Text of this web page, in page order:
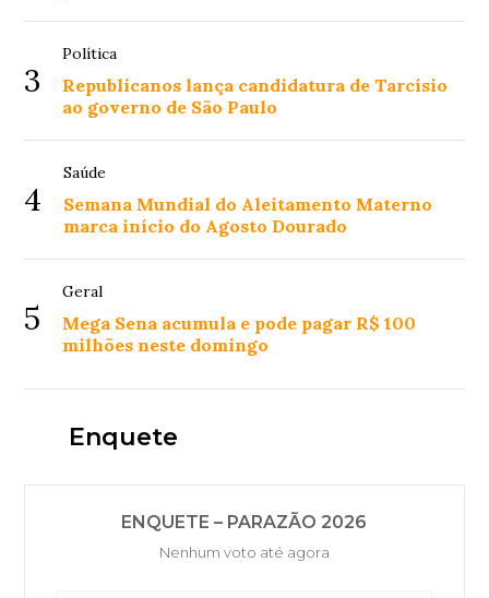
3
Política
Republicanos lança candidatura de Tarcísio
ao governo de São Paulo
4
Saúde
Semana Mundial do Aleitamento Materno
marca início do Agosto Dourado
5
Geral
Mega Sena acumula e pode pagar R$ 100
milhões neste domingo
Enquete
ENQUETE – PARAZÃO 2026
Nenhum voto até agora